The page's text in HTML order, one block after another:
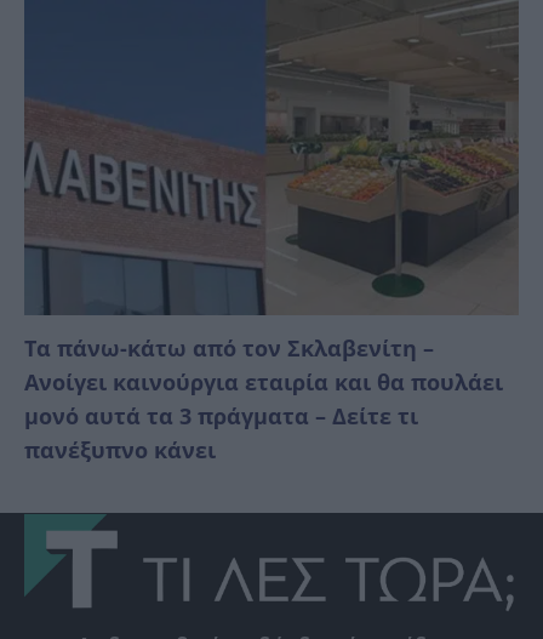
Τα πάνω-κάτω από τον Σκλαβενίτη –
Ανοίγει καινούργια εταιρία και θα πουλάει
μονό αυτά τα 3 πράγματα – Δείτε τι
πανέξυπνο κάνει